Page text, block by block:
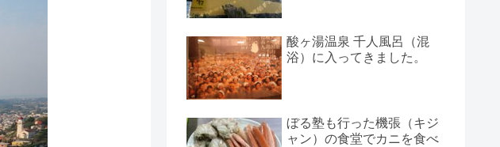
酸ヶ湯温泉 千人風呂（混
浴）に入ってきました。
ぼる塾も行った機張（キジ
ャン）の食堂でカニを食べ